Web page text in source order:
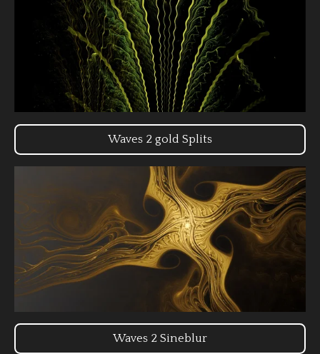
Waves 2 gold Splits
Waves 2 Sineblur